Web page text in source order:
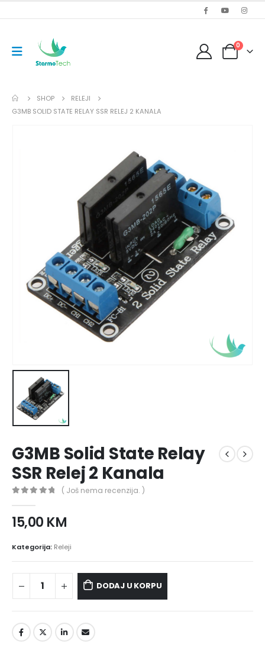
0
SHOP
RELEJI
G3MB SOLID STATE RELAY SSR RELEJ 2 KANALA
G3MB Solid State Relay
SSR Relej 2 Kanala
( Još nema recenzija. )
15,00 KM
Kategorija: Releji
DODAJ U KORPU